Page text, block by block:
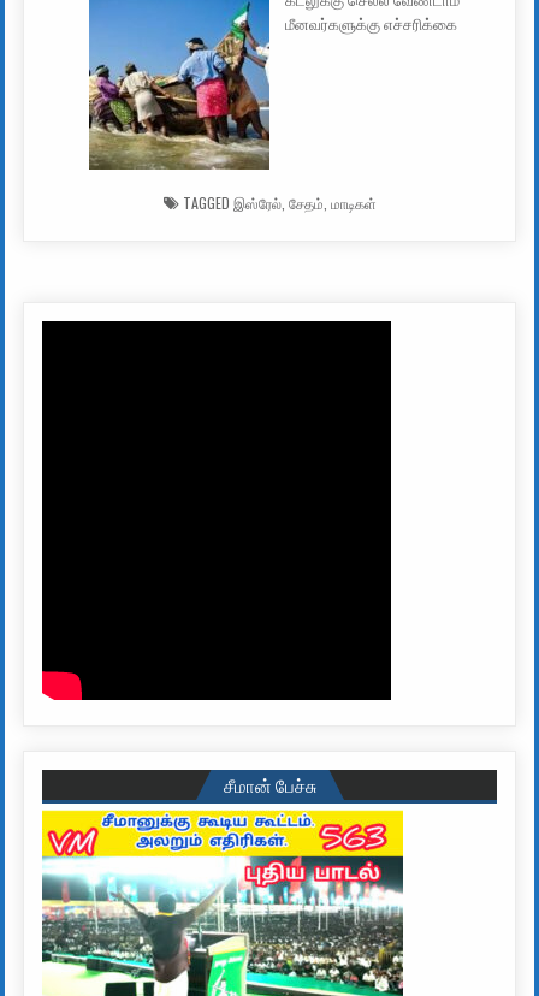
மீனவர்களுக்கு எச்சரிக்கை
TAGGED இஸ்ரேல், சேதம் மாடிகள்
சீமான் பேச்சு